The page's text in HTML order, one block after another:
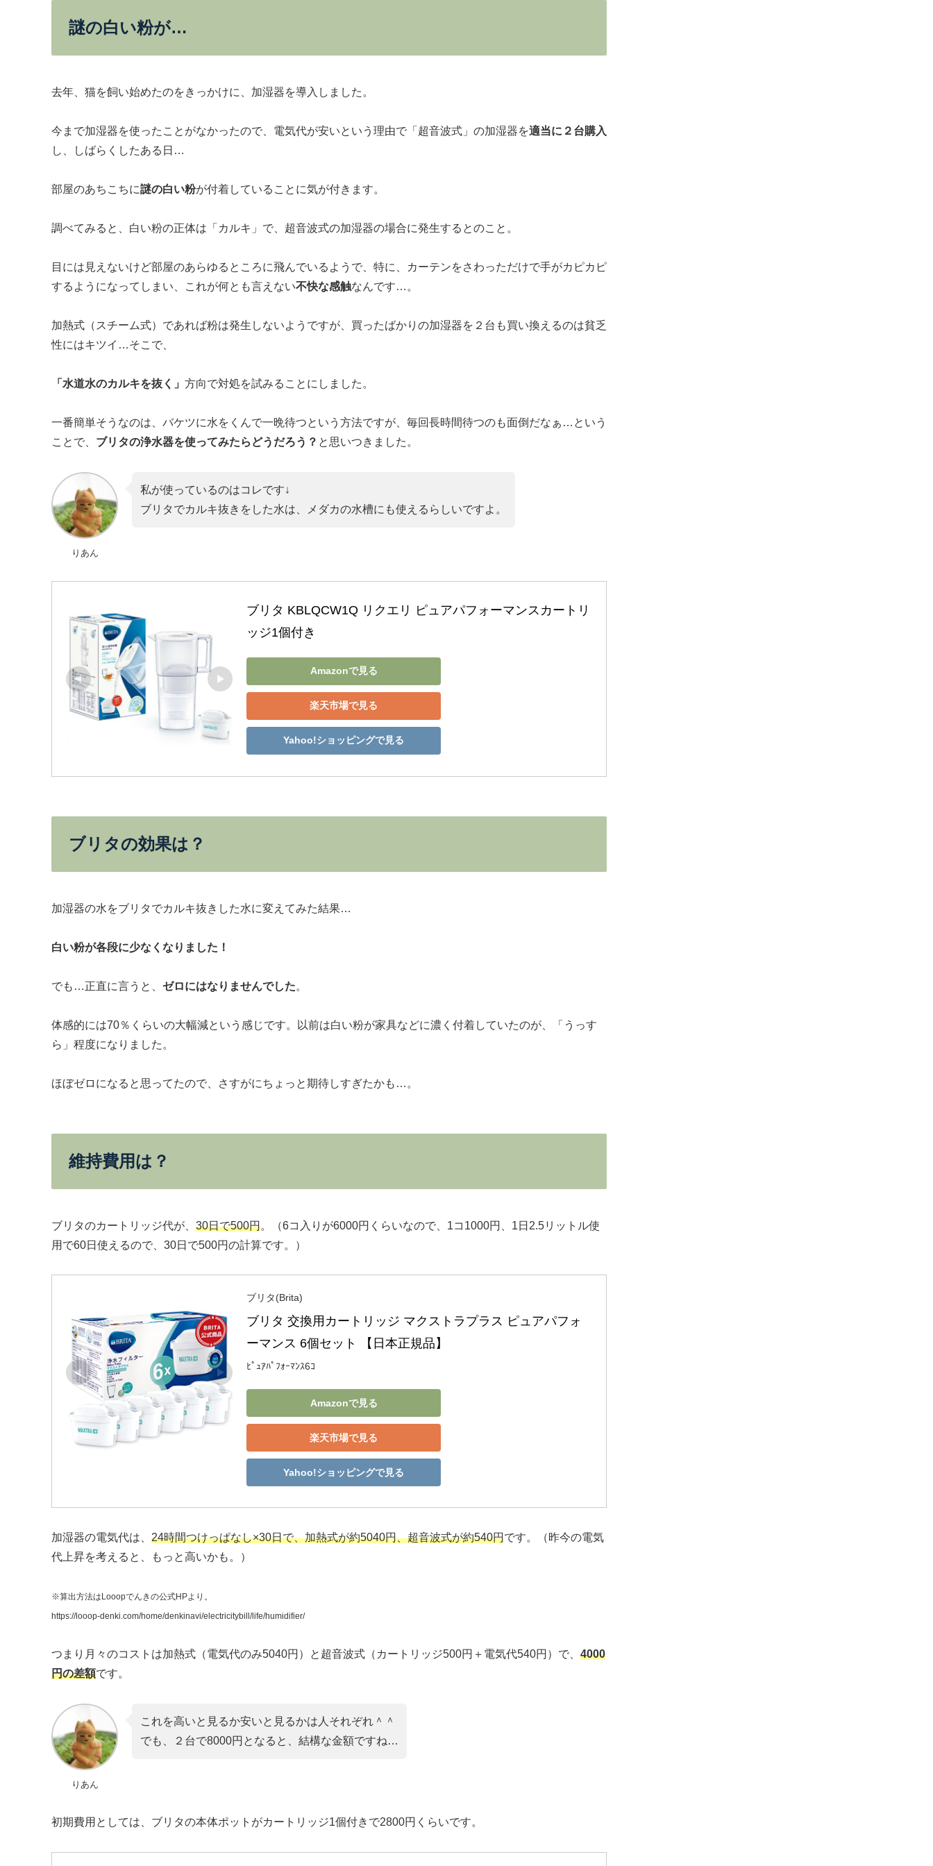
謎の白い粉が…
去年、猫を飼い始めたのをきっかけに、加湿器を導入しました。
今まで加湿器を使ったことがなかったので、電気代が安いという理由で「超音波式」の加湿器を適当に２台購入
し、しばらくしたある日…
部屋のあちこちに謎の白い粉が付着していることに気が付きます。
調べてみると、白い粉の正体は「カルキ」で、超音波式の加湿器の場合に発生するとのこと。
目には見えないけど部屋のあらゆるところに飛んでいるようで、特に、カーテンをさわっただけで手がカピカピ
するようになってしまい、これが何とも言えない不快な感触なんです…。
加熱式（スチーム式）であれば粉は発生しないようですが、買ったばかりの加湿器を２台も買い換えるのは貧乏
性にはキツイ…そこで、
「水道水のカルキを抜く」 方向で対処を試みることにしました。
一番簡単そうなのは、バケツに水をくんで一晩待つという方法ですが、毎回長時間待つのも面倒だなぁ…という
ことで、 ブリタの浄水器を使ってみたらどうだろう？ と思いつきました。
りあん
私が使っているのはコレです↓
ブリタでカルキ抜きをした水は、メダカの水槽にも使えるらしいですよ。
ブリタ KBLQCW1Q リクエリ ピュアパフォーマンスカートリ
ッジ1個付き
Amazonで見る
楽天市場で見る
Yahoo!ショッピングで見る
ブリタの効果は？
加湿器の水をブリタでカルキ抜きした水に変えてみた結果…
白い粉が各段に少なくなりました！
でも…正直に言うと、 ゼロにはなりませんでした。
体感的には70％くらいの大幅減という感じです。以前は白い粉が家具などに濃く付着していたのが、「うっす
ら」程度になりました。
ほぼゼロになると思ってたので、さすがにちょっと期待しすぎたかも…。
維持費用は？
ブリタのカートリッジ代が、 30日で500円。（6コ入りが6000円くらいなので、1コ1000円、1日2.5リットル使
用で60日使えるので、30日で500円の計算です。）
ブリタ(Brita)
ブリタ 交換用カートリッジ マクストラプラス ピュアパフォ
ーマンス 6個セット 【日本正規品】
ﾋﾟｭｱﾊﾟﾌｫｰﾏﾝｽ6ｺ
Amazonで見る
楽天市場で見る
Yahoo!ショッピングで見る
加湿器の電気代は、 24時間つけっぱなし×30日で、加熱式が約5040円、超音波式が約540円です。（昨今の電気
代上昇を考えると、もっと高いかも。）
※算出方法はLooopでんきの公式HPより。
https://looop-denki.com/home/denkinavi/electricitybill/life/humidifier/
つまり月々のコストは加熱式（電気代のみ5040円）と超音波式（カートリッジ500円＋電気代540円）で、 4000
円の差額です。
りあん
これを高いと見るか安いと見るかは人それぞれ＾＾
でも、２台で8000円となると、結構な金額ですね…
初期費用としては、ブリタの本体ポットがカートリッジ1個付きで2800円くらいです。